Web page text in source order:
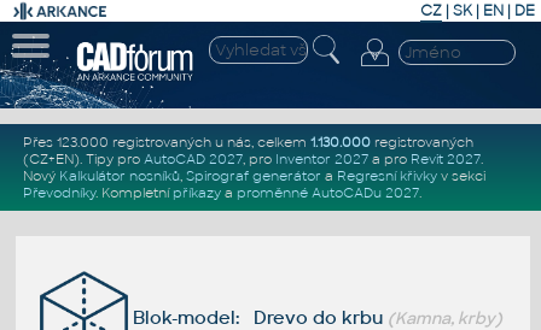
CZ | SK| EN | DE
Přes 123.000 registrovaných u nás, celkem 1.130.000registrovaných
(CZ+EN). Tipy pro AutoCAD 2027, pro Inventor 2027a pro Revit 2027.
Nový Kalkulátor nosníků, Spirograf generátor a Regresní křivkyv sekci
Převodníky. Kompletní příkazya proměnné AutoCADu 2027.
Blok-model: Drevo do krbu (Kamna, krby)